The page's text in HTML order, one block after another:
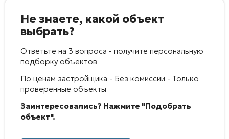
Не знаете, какой объект
выбрать?
Ответьте на 3 вопроса - получите персональную
подборку объектов
По ценам застройщика - Без комиссии - Только
проверенные объекты
Заинтересовались? Нажмите "Подобрать
объект".